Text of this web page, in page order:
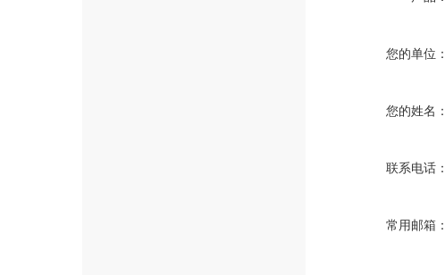
您的单位：
您的姓名：
联系电话：
常用邮箱：